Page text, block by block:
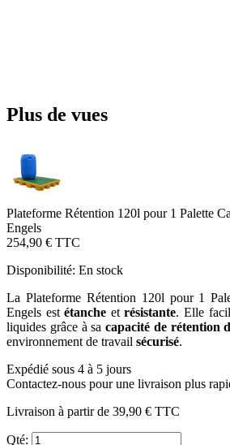
Plus de vues
Plateforme Rétention 120l pour 1 Palette
Engels
254,90 € TTC
Disponibilité: En stock
La Plateforme Rétention 120l pour 1
Engels estétanche etrésistante. Elle
liquides grâce à sa capacité de rétention
environnement de travail sécurisé.
Expédié sous 4 à 5 jours
Contactez-nous pour une livraison plus
Livraison à partir de 39,90 € TTC
Qté: